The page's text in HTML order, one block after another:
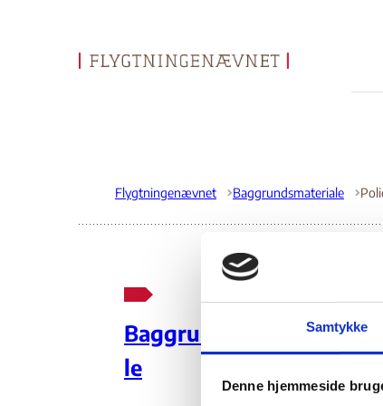
Samtykke
Denne hjemmeside
Gå til forsiden
Flygtningenævnet Baggrundsmateriale
Baggrundsmateria
le